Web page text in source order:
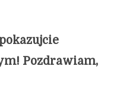
Pozdrawiam,